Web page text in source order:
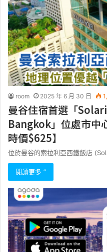
room 2025 年 6 月 30 日
曼谷住宿首選「
Bangkok」位處市中
時價$625】
位於曼谷的索拉利亞西鐵飯店
閱讀更多 ”